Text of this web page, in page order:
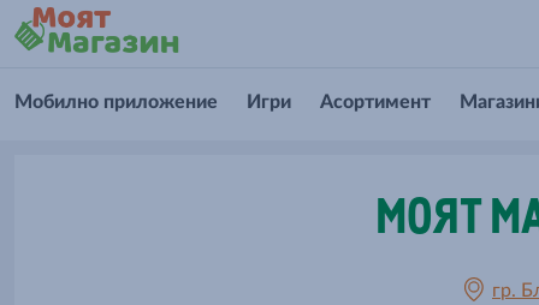
Мобилно приложение Игри Асортимент
МОЯТ
гр.